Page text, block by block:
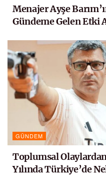
Menajer Ayşe
Gündeme Gelen Etki
GÜNDEM
Toplumsal
Yılında Türkiye’de